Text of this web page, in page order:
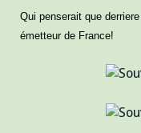
Qui penserait que
émetteur de France!